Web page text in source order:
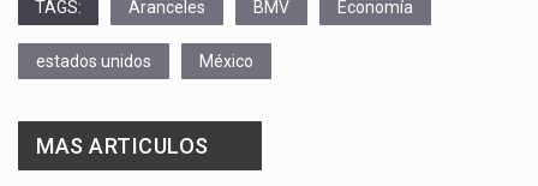
TAGS: Aranceles BMV Economía
estados unidos México
MAS ARTICULOS